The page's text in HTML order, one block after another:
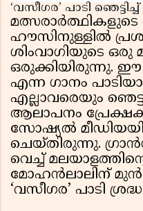
‘വസീഗര’ പാടി
ഹൗസിനുള്ളിൽ
ശിംവാഗിയുടെ
ഒരുക്കിയിരുന്നു. ഈ
എന്ന ഗാനം
എല്ലാവരെയും
ആലാപനം
സോഷ്യൽ
ചെയ്തിരുന്നു.
വെച്ച്
മോഹൻലാലിന്
‘വസീഗര’ പാടി